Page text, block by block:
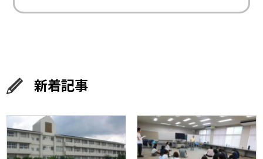
新着記事